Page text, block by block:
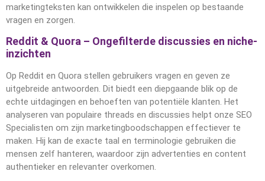
marketingteksten kan ontwikkelen die inspelen op bestaande
vragen en zorgen.
Reddit & Quora – Ongefilterde discussies en niche-
inzichten
Op Reddit en Quora stellen gebruikers vragen en geven ze
uitgebreide antwoorden. Dit biedt een diepgaande blik op de
echte uitdagingen en behoeften van potentiële klanten. Het
analyseren van populaire threads en discussies helpt onze SEO
Specialisten om zijn marketingboodschappen effectiever te
maken. Hij kan de exacte taal en terminologie gebruiken die
mensen zelf hanteren, waardoor zijn advertenties en content
authentieker en relevanter overkomen.